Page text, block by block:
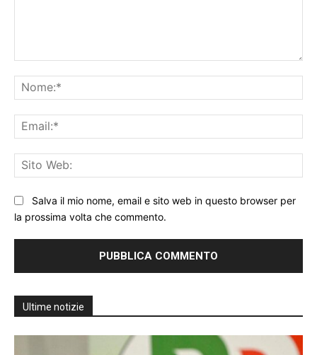
Salva il mio nome, email e sito web in questo browser per
la prossima volta che commento.
Ultime notizie